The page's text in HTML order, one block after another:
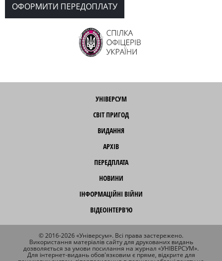
ОФОРМИТИ ПЕРЕДОПЛАТУ
УНІВЕРСУМ
СВІТ ПРИГОД
ВИДАННЯ
АРХІВ
ПЕРЕДПЛАТА
НОВИНИ
ІНФОРМАЦІЙНІ ВІЙНИ
ВІДЕОІНТЕРВ'Ю
© 2016-2026 «Універсум». Всі права застережено.
Використання матеріалів сайту для друкованих видань
дозволяється за умови посилання на журнал «УНІВЕРСУМ».
Для інтернет-видань обов'язковим є пряме, відкрите для